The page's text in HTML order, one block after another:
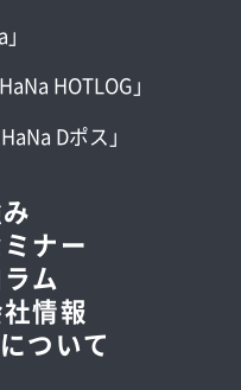
HOTLOG」
Dポス」
ナー
ム
情報
ついて